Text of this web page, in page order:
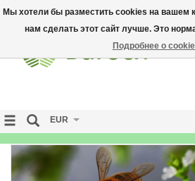
EUR
Мы хотели бы разместить cookies на вашем
нам сделать этот сайт лучше. Это
Подробнее о